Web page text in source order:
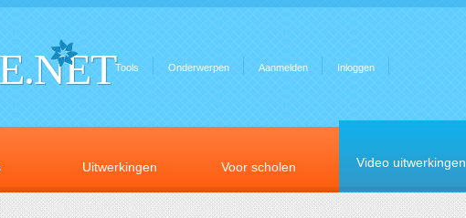
Tools Onderwerpen Aanmelden Inloggen
Uitwerkingen Voor scholen Video uitwerkingen